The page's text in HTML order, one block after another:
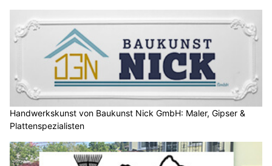
Handwerkskunst von Baukunst Nick GmbH: Maler, Gipser &
Plattenspezialisten